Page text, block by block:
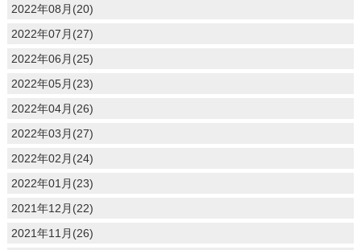
2022年08月(20)
2022年07月(27)
2022年06月(25)
2022年05月(23)
2022年04月(26)
2022年03月(27)
2022年02月(24)
2022年01月(23)
2021年12月(22)
2021年11月(26)